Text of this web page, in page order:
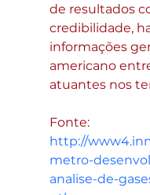
de resultados
credibilidade,
informações
americano
atuantes nos
Fonte:
http://
metro-
analise-de-